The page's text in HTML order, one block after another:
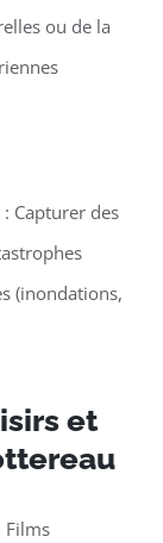
ou de la
: Capturer des
(inondations,
et